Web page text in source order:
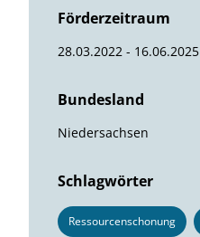
Förderzeitraum
28.03.2022 - 16.06.2025
Bundesland
Niedersachsen
Schlagwörter
Ressourcenschonung